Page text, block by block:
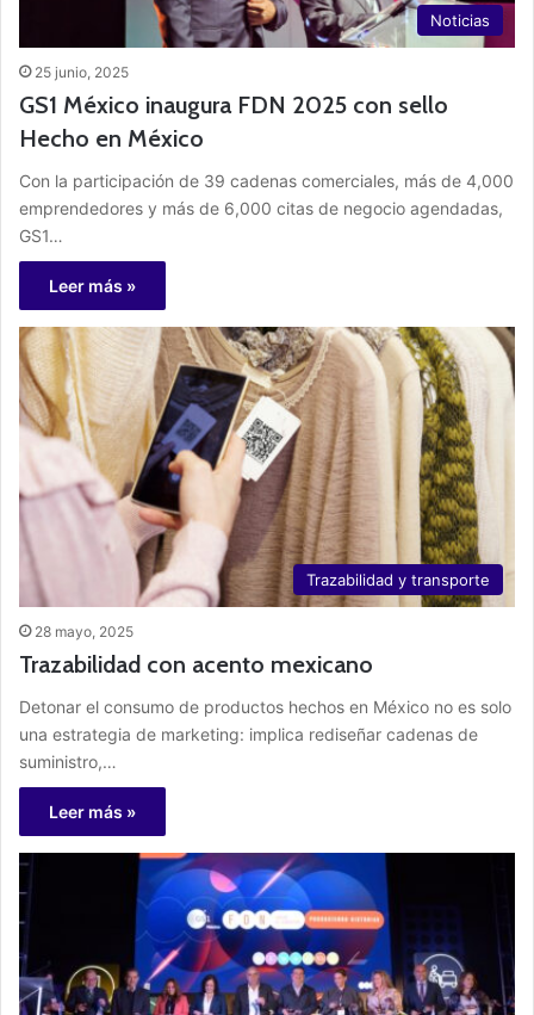
Noticias
25 junio, 2025
GS1 México inaugura FDN 2025 con sello
Hecho en México
Con la participación de 39 cadenas comerciales, más de 4,000
emprendedores y más de 6,000 citas de negocio agendadas,
GS1…
Leer más »
Trazabilidad y transporte
28 mayo, 2025
Trazabilidad con acento mexicano
Detonar el consumo de productos hechos en México no es solo
una estrategia de marketing: implica rediseñar cadenas de
suministro,…
Leer más »